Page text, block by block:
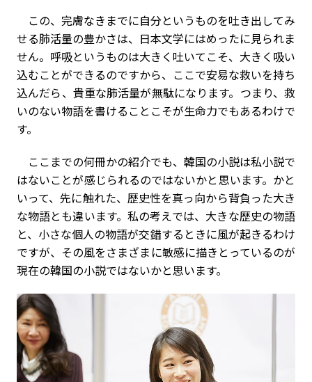
この、完膚なきまでに自分というものを吐き出してみ
せる肺活量の豊かさは、日本文学にはめったに見られま
せん。呼吸というものは大きく吐いてこそ、大きく吸い
込むことができるのですから、ここで安易な救いを持ち
込んだら、貴重な肺活量が無駄になります。つまり、救
いのない物語を書けることこそが生命力でもあるわけで
す。
ここまでの何冊かの紹介でも、韓国の小説は私小説で
はないことが感じられるのではないかと思います。かと
いって、先に触れた、歴史性を真っ向から背負った大き
な物語とも違います。私の考えでは、大きな歴史の物語
と、小さな個人の物語が交錯するときに風が起きるわけ
ですが、その風をさまざまに敏感に描きとっているのが
現在の韓国の小説ではないかと思います。